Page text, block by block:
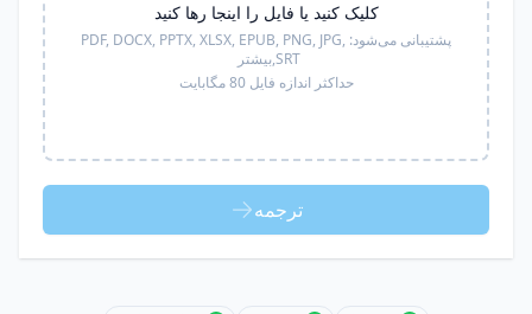
کلیک کنید یا فایل را اینجا رها کنید
پشتیبانی می‌شود: PDF, DOCX, PPTX, XLSX, EPUB, PNG, JPG,
SRT, بیشتر
حداکثر اندازه فایل 80 مگابایت
ترجمه